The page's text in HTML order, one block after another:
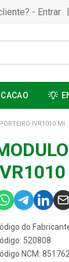
- Entrar |
IVR1010 MI
do
520808
NCM: